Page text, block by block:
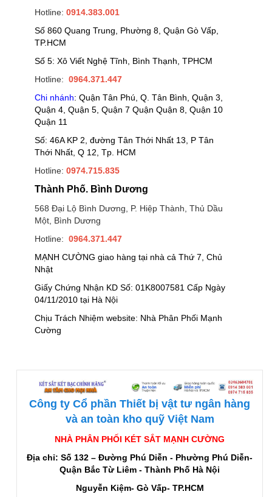
Hotline: 0914.383.001
Số 860 Quang Trung, Phường 8, Quận Gò Vấp,
TP.HCM
Số 5: Xô Viết Nghệ Tĩnh, Bình Thạnh, TPHCM
Hotline: 0964.371.447
Chi nhánh: Quận Tân Phú, Q. Tân Bình, Quận 3,
Quận 4, Quận 5, Quận 7 Quận Quận 8, Quận 10
Quận 11
Số: 46A KP 2, đường Tân Thới Nhất 13, P Tân
Thới Nhất, Q 12, Tp. HCM
Hotline: 0974.715.835
Thành Phố. Bình Dương
568 Đại Lộ Bình Dương, P. Hiệp Thành, Thủ Dầu
Một, Bình Dương
Hotline: 0964.371.447
MẠNH CƯỜNG giao hàng tại nhà cả Thứ 7, Chủ
Nhật
Giấy Chứng Nhận KD Số: 01K8007581 Cấp Ngày
04/11/2010 tại Hà Nội
Chịu Trách Nhiệm website: Nhà Phân Phối Mạnh
Cường
Công ty Cổ phần Thiết bị vật tư ngân hàng
và an toàn kho quỹ Việt Nam
NHÀ PHÂN PHỐI KÉT SẮT MẠNH CƯỜNG
Địa chỉ: Số 132 – Đường Phú Diễn - Phường Phú Diễn-
Quận Bắc Từ Liêm - Thành Phố Hà Nội
Nguyễn Kiệm- Gò Vấp- TP.HCM